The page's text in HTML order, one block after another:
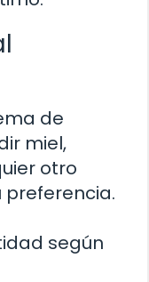
de
miel,
otro
según